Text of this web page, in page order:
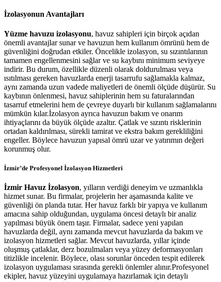
İzolasyonun Avantajları
Yüzme havuzu izolasyonu, havuz sahipleri için birçok açıdan
önemli avantajlar sunar ve havuzun hem kullanım ömrünü hem de
güvenliğini doğrudan etkiler. Öncelikle izolasyon, su sızıntılarının
tamamen engellenmesini sağlar ve su kaybını minimum seviyeye
indirir. Bu durum, özellikle düzenli olarak doldurulması veya
ısıtılması gereken havuzlarda enerji tasarrufu sağlamakla kalmaz,
aynı zamanda uzun vadede maliyetleri de önemli ölçüde düşürür. Su
kaybının önlenmesi, havuz sahiplerinin hem su faturalarından
tasarruf etmelerini hem de çevreye duyarlı bir kullanım sağlamalarını
mümkün kılar.İzolasyon ayrıca havuzun bakım ve onarım
ihtiyaçlarını da büyük ölçüde azaltır. Çatlak ve sızıntı risklerinin
ortadan kaldırılması, sürekli tamirat ve ekstra bakım gerekliliğini
engeller. Böylece havuzun yapısal ömrü uzar ve yatırımın değeri
korunmuş olur.
İzmir’de Profesyonel İzolasyon Hizmetleri
İzmir Havuz İzolasyon, yılların verdiği deneyim ve uzmanlıkla
hizmet sunar. Bu firmalar, projelerin her aşamasında kalite ve
güvenliği ön planda tutar. Her havuz farklı bir yapıya ve kullanım
amacına sahip olduğundan, uygulama öncesi detaylı bir analiz
yapılması büyük önem taşır. Firmalar, sadece yeni yapılan
havuzlarda değil, aynı zamanda mevcut havuzlarda da bakım ve
izolasyon hizmetleri sağlar. Mevcut havuzlarda, yıllar içinde
oluşmuş çatlaklar, derz bozulmaları veya yüzey deformasyonları
titizlikle incelenir. Böylece, olası sorunlar önceden tespit edilerek
izolasyon uygulaması sırasında gerekli önlemler alınır.Profesyonel
ekipler, havuz yüzeyini uygulamaya hazırlamak için detaylı